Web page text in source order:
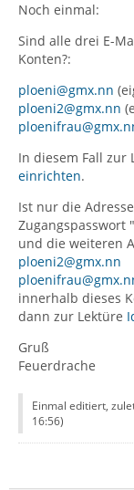
Noch einmal:
Sind alle drei E-
Konten?:
ploeni@gmx.nn
ploeni2@gmx.nn
In diesem Fall zur
einrichten.
Ist nur die Adresse
Zugangspasswort
und die weiteren
ploeni2@gmx.nn
innerhalb dieses
dann zur Lektüre
Gruß
Feuerdrache
Einmal editiert,
16:56)